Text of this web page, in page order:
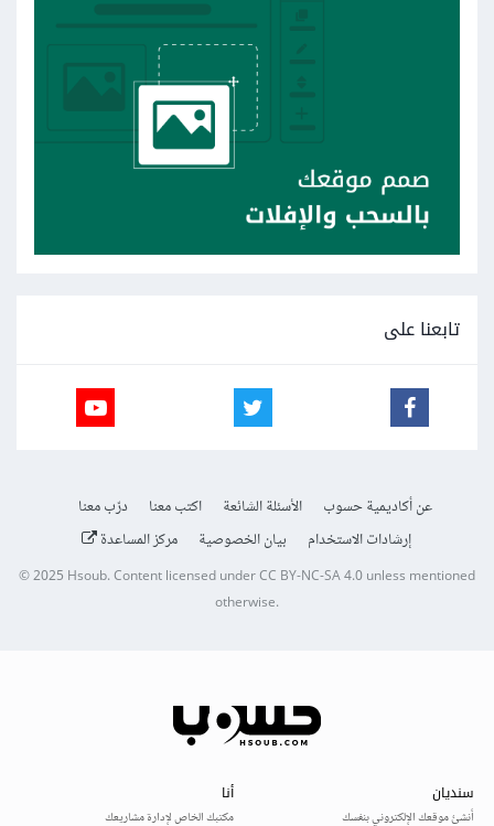
تابعنا على
عن أكاديمية حسوب الأسئلة الشائعة اكتب معنا
درّب معنا
إرشادات الاستخدام
بيان الخصوصية مركز المساعدة
© 2025Hsoub.Content licensed underCC BY-NC-SA 4.0unless mentioned
otherwise.